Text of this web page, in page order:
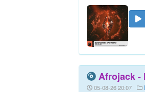
Afrojack -
05-08-26 20:07